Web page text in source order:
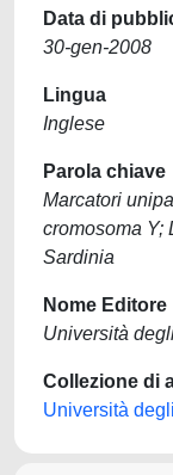
Data di
30-gen-2008
Lingua
Inglese
Parola chiave
Marcatori
cromosoma Y;
Sardinia
Nome Editore
Università
Collezione di
Università